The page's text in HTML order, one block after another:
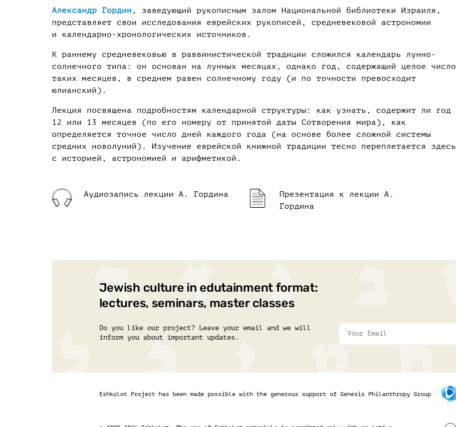
Александр Гордин , заведующий рукописным залом Национальной библиотеки Израиля,
представляет свои исследования еврейских рукописей, средневековой астрономии
и календарно-хронологических источников.
К раннему средневековью в раввинистической традиции сложился календарь лунно-
солнечного типа: он основан на лунных месяцах, однако год, содержащий целое число
таких месяцев, в среднем равен солнечному году (и по точности превосходит
юлианский).
Лекция посвящена подробностям календарной структуры: как узнать, содержит ли год
12 или 13 месяцев (по его номеру от принятой даты Сотворения мира), как
определяется точное число дней каждого года (на основе более сложной системы
средних новолуний). Изучение еврейской книжной традиции тесно переплетается здесь
с историей, астрономией и арифметикой.
Аудиозапись лекции А. Гордина
Презентация к лекции А.
Гордина
Jewish culture in edutainment format:
lectures, seminars, master classes
Do you like our project? Leave your email and we will
inform you about important updates.
Eshkolot Project has been made possible with the generous support of Genesis Philanthropy Group